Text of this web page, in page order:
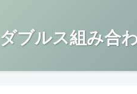
ダブルス組み合